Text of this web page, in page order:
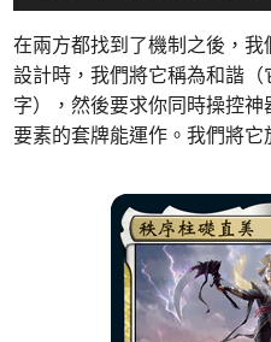
在兩方都找到了機制之後，
設計時，我們將它稱為和諧
字），然後要求你同時操控
要素的套牌能運作。我們將